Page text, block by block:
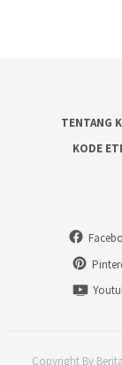
TENTANG
KODE
Copyright By